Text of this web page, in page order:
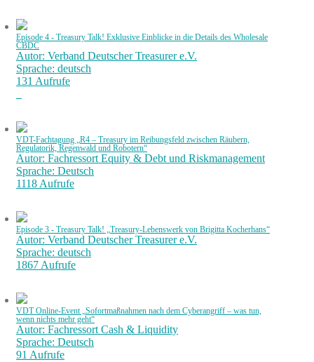
Episode 4 - Treasury Talk! Exklusive Einblicke in die Details des Wholesale
CBDC
Autor: Verband Deutscher Treasurer e.V.
Sprache: deutsch
131 Aufrufe
VDT-Fachtagung „R4 – Treasury im Reibungsfeld zwischen Räubern,
Regulatorik, Regenwald und Robotern“
Autor: Fachressort Equity & Debt und Riskmanagement
Sprache: Deutsch
1118 Aufrufe
Episode 3 - Treasury Talk! „Treasury-Lebenswerk von Brigitta Kocherhans“
Autor: Verband Deutscher Treasurer e.V.
Sprache: deutsch
1867 Aufrufe
VDT Online-Event „Sofortmaßnahmen nach dem Cyberangriff – was tun,
wenn nichts mehr geht“
Autor: Fachressort Cash & Liquidity
Sprache: Deutsch
91 Aufrufe